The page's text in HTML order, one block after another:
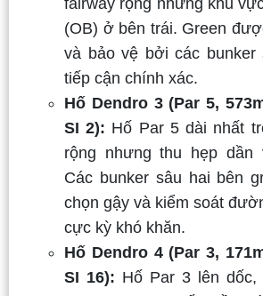
(OB) ở bên trái. Green
và bảo vệ bởi các bunker
tiếp cận chính xác.
Hố Dendro 3 (Par 5,
SI 2): Hố Par 5 dài nhất
rộng nhưng thu hẹp dần
Các bunker sâu hai bên
chọn gậy và kiểm soát
cực kỳ khó khăn.
Hố Dendro 4 (Par 3,
SI 16): Hố Par 3 lên dốc,